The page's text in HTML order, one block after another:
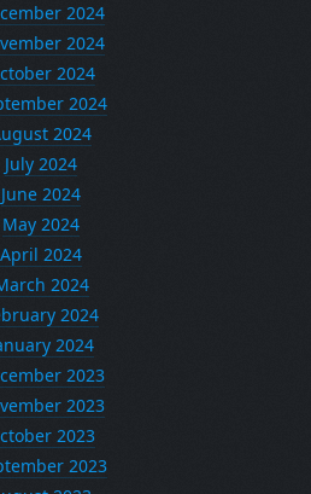
2024
2024
2024
2024
2024
July 2024
June 2024
May 2024
April 2024
2024
2024
2024
2023
2023
2023
2023